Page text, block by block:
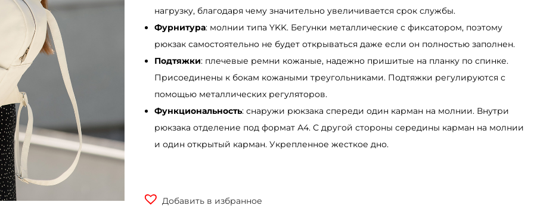
нагрузку, благодаря чему значительно увеличивается срок службы.
Фурнитура: молнии типа YKK. Бегунки металлические с фиксатором, поэтому
рюкзак самостоятельно не будет открываться даже если он полностью заполнен.
Подтяжки: плечевые ремни кожаные, надежно пришитые на планку по спинке.
Присоединены к бокам кожаными треугольниками. Подтяжки регулируются с
помощью металлических регуляторов.
Функциональность: снаружи рюкзака спереди один карман на молнии. Внутри
рюкзака отделение под формат А4. С другой стороны середины карман на молнии
и один открытый карман. Укрепленное жесткое дно.
Добавить в избранное